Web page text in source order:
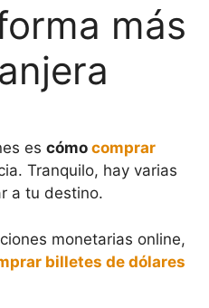
más
es cómo comprar
Tranquilo, hay varias
a tu destino.
monetarias online,
billetes de dólares